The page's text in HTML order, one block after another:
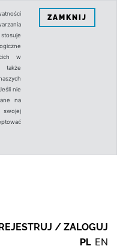
w
także
nie
na
ZAMKNIJ
/ ZALOGUJ
PL EN